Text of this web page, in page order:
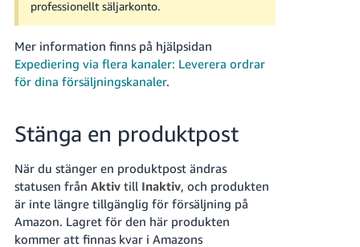
professionellt säljarkonto.
Mer information finns på hjälpsidan
Expediering via flera kanaler: Leverera ordrar
för dina försäljningskanaler.
Stänga en produktpost
När du stänger en produktpost ändras
statusen från Aktivtill Inaktiv, och produkten
är inte längre tillgänglig för försäljning på
Amazon. Lagret för den här produkten
kommer att finnas kvar i Amazons